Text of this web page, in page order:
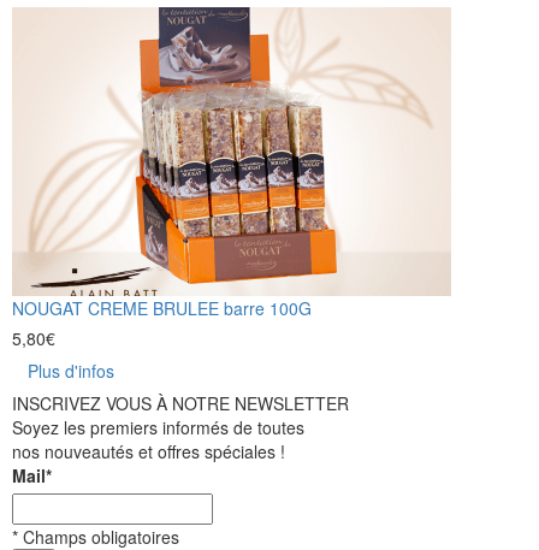
NOUGAT CREME BRULEE barre 100G
5,80€
Plus d'infos
INSCRIVEZ VOUS À NOTRE NEWSLETTER
Soyez les premiers informés de toutes
nos nouveautés et offres spéciales !
Mail*
* Champs obligatoires